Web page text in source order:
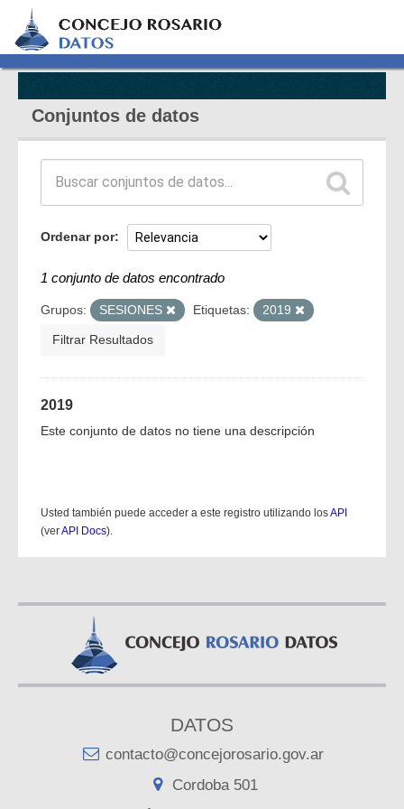
Conjuntos de datos
Ordenar por
1 conjunto de datos encontrado
Grupos: SESIONES Etiquetas: 2019
Filtrar Resultados
2019
Este conjunto de datos no tiene una descripción
Usted también puede acceder a este registro utilizando losAPI
(verAPI Docs).
DATOS
contacto@concejorosario.gov.ar
Cordoba 501